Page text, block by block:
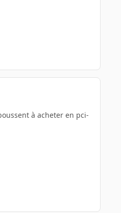
à acheter en pci-